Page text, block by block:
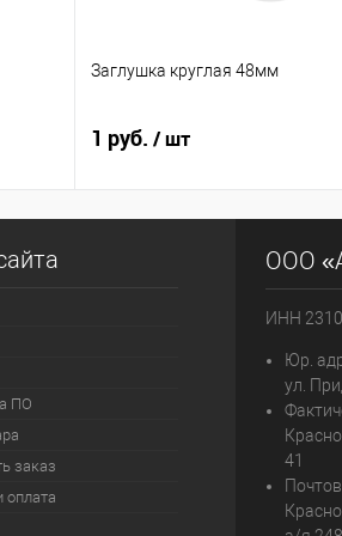
Заглушка круглая 48мм
1 руб. / шт
ПО
заказ
оплата
ООО
ИНН
Юр.
ул.
41